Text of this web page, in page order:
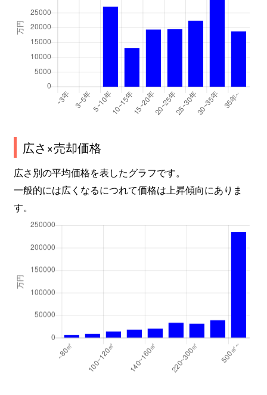
広さ×売却価格
広さ別の平均価格を表したグラフです。
一般的には広くなるにつれて価格は上昇傾向にありま
す。